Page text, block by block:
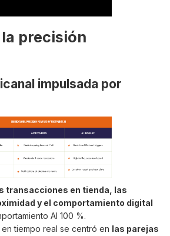
precisión
impulsada por
transacciones en tienda, las
y el comportamiento digital
AI 100 %.
tiempo real se centró en las parejas